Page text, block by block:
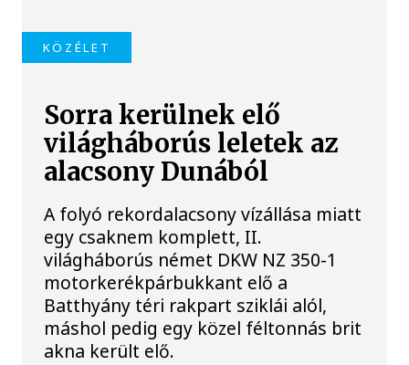
KÖZÉLET
Sorra kerülnek elő
világháborús leletek az
alacsony Dunából
A folyó rekordalacsony vízállása miatt
egy csaknem komplett, II.
világháborús német DKW NZ 350-1
motorkerékpárbukkant elő a
Batthyány téri rakpart sziklái alól,
máshol pedig egy közel féltonnás brit
akna került elő.